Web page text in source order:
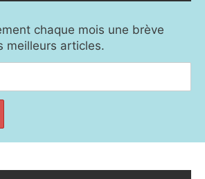
chaque mois une brève
meilleurs articles.